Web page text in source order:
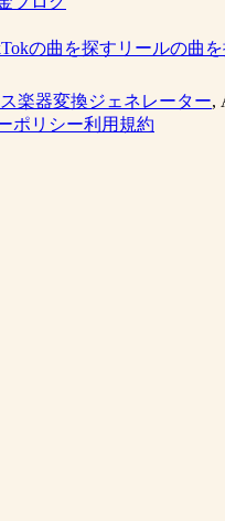
の曲を探す リールの曲
楽器変換ジェネレーター,
ポリシー利用規約